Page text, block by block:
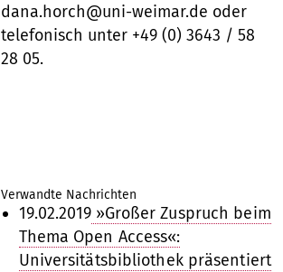
dana.horch@uni-weimar.de oder
telefonisch unter +49 (0) 3643 / 58
28 05.
Verwandte Nachrichten
19.02.2019»Großer Zuspruch beim
Thema Open Access«:
Universitätsbibliothek präsentiert